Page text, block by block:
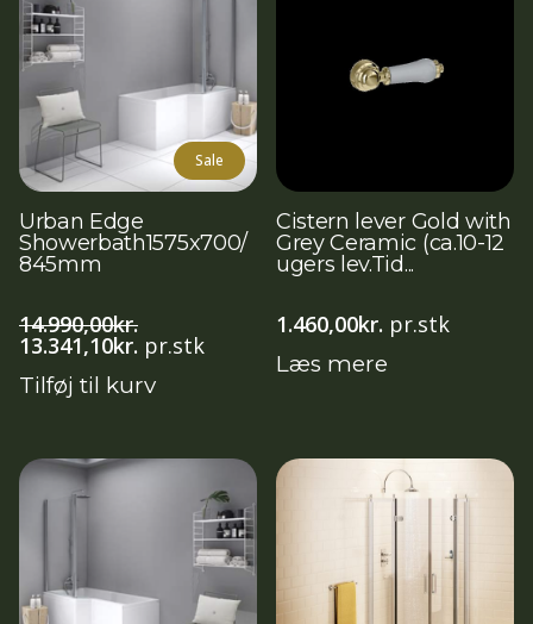
Sale
Urban Edge
Showerbath1575x700/
845mm
14.990,00kr.
Den
pris
13.341,10kr. Den
aktuelle
pris
pr.stk
Tilføj til kurv
Cistern lever Gold with
Grey Ceramic (ca.10-12
ugers lev.Tid...
1.460,00kr. pr.stk
Læs mere